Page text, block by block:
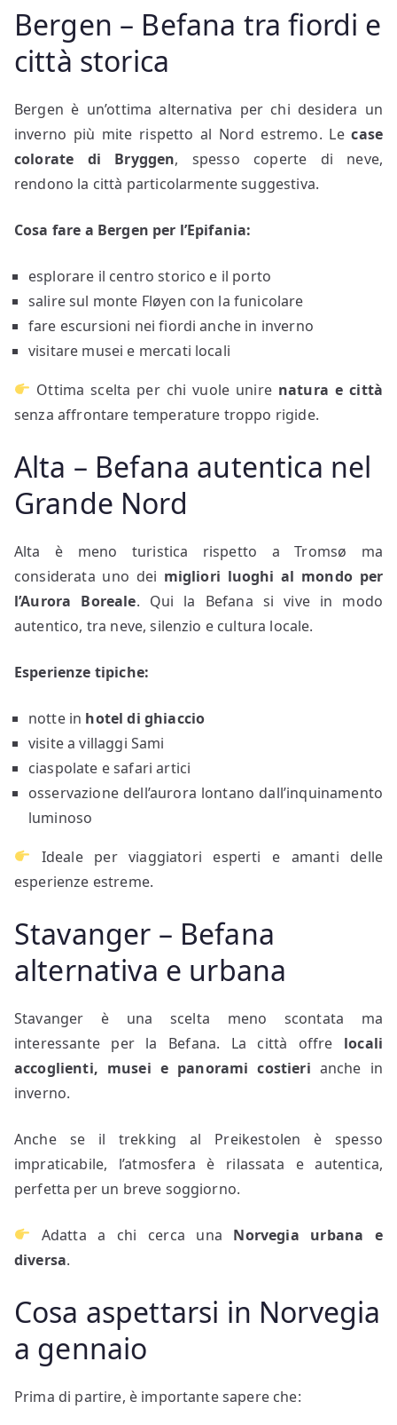
Bergen – Befana tra fiordi e
città storica
Bergen è un’ottima alternativa per chi desidera un
inverno più mite rispetto al Nord estremo. Lecase
colorate di Bryggen, spesso coperte di neve,
rendono la città particolarmente suggestiva.
Cosa fare a Bergen per l’Epifania:
esplorare il centro storico e il porto
salire sul monte Fløyen con la funicolare
fare escursioni nei fiordi anche in inverno
visitare musei e mercati locali
Ottima scelta per chi vuole unire natura e città
senza affrontare temperature troppo rigide.
Alta – Befana autentica nel
Grande Nord
Alta è meno turistica rispetto a Tromsø ma
considerata uno dei migliori luoghi al mondo per
l’Aurora Boreale. Qui la Befana si vive in modo
autentico, tra neve, silenzio e cultura locale.
Esperienze tipiche:
notte in hotel di ghiaccio
visite a villaggi Sami
ciaspolate e safari artici
osservazione dell’aurora lontano dall’inquinamento
luminoso
Ideale per viaggiatori esperti e amanti delle
esperienze estreme.
Stavanger – Befana
alternativa e urbana
Stavanger è una scelta meno scontata ma
interessante per la Befana. La città offre locali
accoglienti, musei e panorami costieri anche in
inverno.
Anche se il trekking al Preikestolen è spesso
impraticabile, l’atmosfera è rilassata e autentica,
perfetta per un breve soggiorno.
Adatta a chi cerca una Norvegia urbana e
diversa.
Cosa aspettarsi in Norvegia
a gennaio
Prima di partire, è importante sapere che: